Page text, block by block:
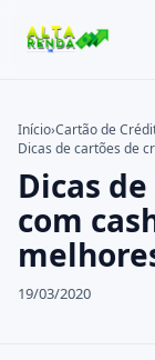
Cartão de
Empréstimo
Legal
Buscar
Buscar por:
Pressione
Início›Cartão de
Dicas de cartões de
Dicas
com
19/03/2020